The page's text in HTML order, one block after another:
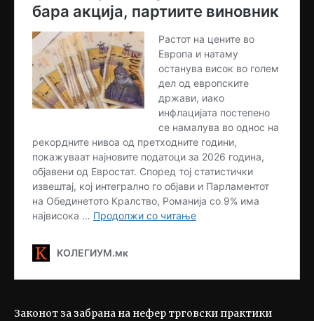
Законот за забрана на нефер трговски практики